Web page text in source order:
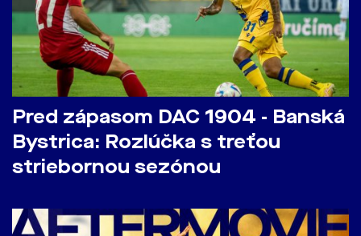
Pred zápasom DAC 1904 - Banská
Bystrica: Rozlúčka s treťou
striebornou sezónou